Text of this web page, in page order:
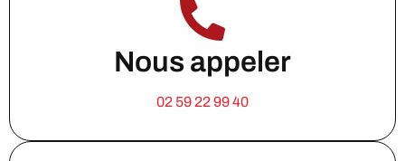
Nous appeler
02 59 22 99 40